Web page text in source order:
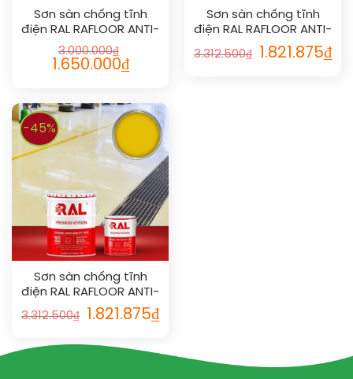
Sơn sàn chống tĩnh
điện RAL RAFLOOR ANTI-
STATIC 1013
3.000.000₫
1.650.000₫
Sơn sàn chống tĩnh
điện RAL RAFLOOR ANTI-
STATIC 1006
3.312.500₫ 1.821.875₫
-45%
Sơn sàn chống tĩnh
điện RAL RAFLOOR ANTI-
STATIC 1023
3.312.500₫ 1.821.875₫